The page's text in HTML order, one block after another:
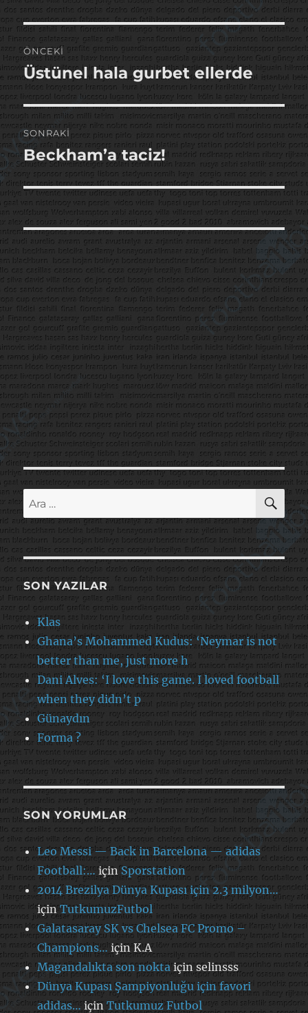
Yazı
gezinmesi
ÖNCEKI
Önceki
yazı:
Üstünel hala gurbet ellerde
SONRAKI
Sonraki
yazı:
Beckham’a taciz!
Ara:
SON YAZILAR
Klas
Ghana’s Mohammed Kudus: ‘Neymar is not
better than me, just more h
Dani Alves: ‘I love this game. I loved football
when they didn’t p
Günaydın
Forma ?
SON YORUMLAR
Leo Messi — Back in Barcelona — adidas
Football:… içinSporstation
2014 Brezilya Dünya Kupası için 2.3 milyon…
içinTutkumuzFutbol
Galatasaray SK vs Chelsea FC Promo –
Champions… içinK.A
Magandalıkta son nokta içinselinsss
Dünya Kupası Şampiyonluğu için favori
adidas…içinTutkumuz Futbol